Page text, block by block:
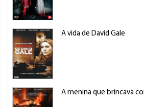
A vida de David Gale
A menina que brincava